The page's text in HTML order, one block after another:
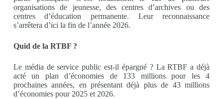
organisations de jeunesse, des centres d’archives ou des
centres d’éducation permanente. Leur reconnaissance
s’arrêtera d’ici la fin de l’année 2026.
Quid de la RTBF ?
Le média de service public est-il épargné ? La RTBF a déjà
acté un plan d’économies de 133 millions pour les 4
prochaines années, en présentant déjà plus de 43 millions
d’économies pour 2025 et 2026.